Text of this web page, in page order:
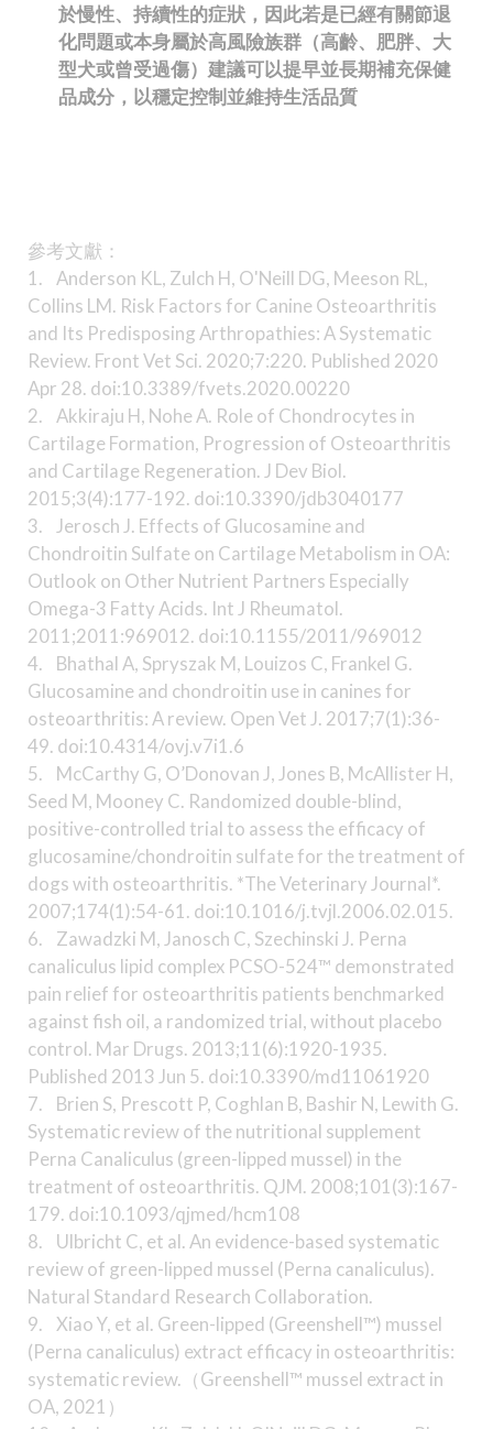
於慢性、持續性的症狀，因此若是已經有關節退
化問題或本身屬於高風險族群（高齡、肥胖、大
型犬或曾受過傷）建議可以提早並長期補充保健
品成分，以穩定控制並維持生活品質
參考文獻：
1. Anderson KL, Zulch H, O'Neill DG, Meeson RL,
Collins LM. Risk Factors for Canine Osteoarthritis
and Its Predisposing Arthropathies: A Systematic
Review. Front Vet Sci. 2020;7:220. Published 2020
Apr 28. doi:10.3389/fvets.2020.00220
2. Akkiraju H, Nohe A. Role of Chondrocytes in
Cartilage Formation, Progression of Osteoarthritis
and Cartilage Regeneration. J Dev Biol.
2015;3(4):177-192. doi:10.3390/jdb3040177
3. Jerosch J. Effects of Glucosamine and
Chondroitin Sulfate on Cartilage Metabolism in OA:
Outlook on Other Nutrient Partners Especially
Omega-3 Fatty Acids. Int J Rheumatol.
2011;2011:969012. doi:10.1155/2011/969012
4. Bhathal A, Spryszak M, Louizos C, Frankel G.
Glucosamine and chondroitin use in canines for
osteoarthritis: A review. Open Vet J. 2017;7(1):36-
49. doi:10.4314/ovj.v7i1.6
5. McCarthy G, O’Donovan J, Jones B, McAllister H,
Seed M, Mooney C. Randomized double-blind,
positive-controlled trial to assess the efficacy of
glucosamine/chondroitin sulfate for the treatment of
dogs with osteoarthritis. *The Veterinary Journal*.
2007;174(1):54-61. doi:10.1016/j.tvjl.2006.02.015.
6. Zawadzki M, Janosch C, Szechinski J. Perna
canaliculus lipid complex PCSO-524™ demonstrated
pain relief for osteoarthritis patients benchmarked
against fish oil, a randomized trial, without placebo
control. Mar Drugs. 2013;11(6):1920-1935.
Published 2013 Jun 5. doi:10.3390/md11061920
7. Brien S, Prescott P, Coghlan B, Bashir N, Lewith G.
Systematic review of the nutritional supplement
Perna Canaliculus (green-lipped mussel) in the
treatment of osteoarthritis. QJM. 2008;101(3):167-
179. doi:10.1093/qjmed/hcm108
8. Ulbricht C, et al. An evidence-based systematic
review of green-lipped mussel (Perna canaliculus).
Natural Standard Research Collaboration.
9. Xiao Y, et al. Green-lipped (Greenshell™) mussel
(Perna canaliculus) extract efficacy in osteoarthritis:
systematic review.（Greenshell™ mussel extract in
OA, 2021）